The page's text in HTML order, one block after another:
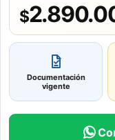
$
Documentación
vigente